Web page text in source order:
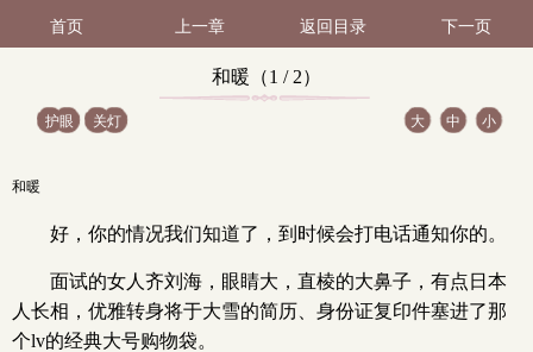
首页 上一章 返回目录 下一页
和暖（1 / 2）
护眼 关灯 大 中 小
和暖
好，你的情况我们知道了，到时候会打电话通知你的。
面试的女人齐刘海，眼睛大，直棱的大鼻子，有点日本
人长相，优雅转身将于大雪的简历、身份证复印件塞进了那
个lv的经典大号购物袋。